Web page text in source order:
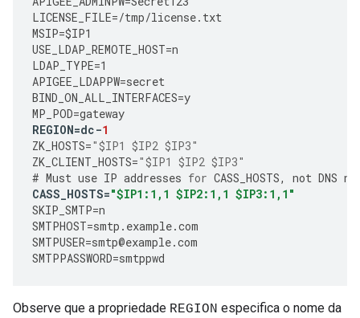
LICENSE_FILE=/tmp/license.txt
MSIP=$IP1
USE_LDAP_REMOTE_HOST=n
LDAP_TYPE=1
APIGEE_LDAPPW=secret
BIND_ON_ALL_INTERFACES=y
MP_POD=gateway
REGION=dc-1
ZK_HOSTS="$IP1 $IP2 $IP3"
ZK_CLIENT_HOSTS="$IP1 $IP2 $IP3"
# Must use IP addresses for CASS_HOSTS, not DNS
CASS_HOSTS="$IP1:1,1 $IP2:1,1 $IP3:1,1"
SKIP_SMTP=n
SMTPHOST=smtp . example.com
SMTPUSER=smtp@example.com
SMTPPASSWORD=smtppwd
Observe que a propriedade REGION especifica o nome da